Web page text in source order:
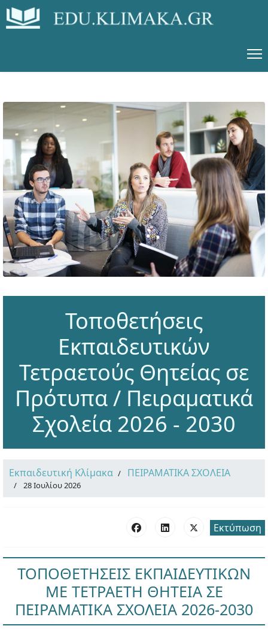
Τοποθετήσεις
Εκπαιδευτικών
Τετραετούς Θητείας σε
Πρότυπα / Πειραματικά
Σχολεία 2026 - 2030
Εκπαιδευτική Κλίμακα ΠΕΙΡΑΜΑΤΙΚΑ ΣΧΟΛΕΙΑ
28 Ιουλίου 2026
Εκτύπωση
ΤΟΠΟΘΕΤΗΣΕΙΣ ΕΚΠΑΙΔΕΥΤΙΚΩΝ
ΜΕ ΤΕΤΡΑΕΤΗ ΘΗΤΕΙΑ ΣΕ
ΠΕΙΡΑΜΑΤΙΚΑ ΣΧΟΛΕΙΑ 2026-2030